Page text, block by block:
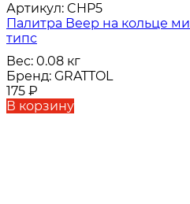
Артикул: CHP5
Палитра Веер на кольце
типс
Вес: 0.08 кг
Бренд: GRATTOL
175 ₽
В корзину